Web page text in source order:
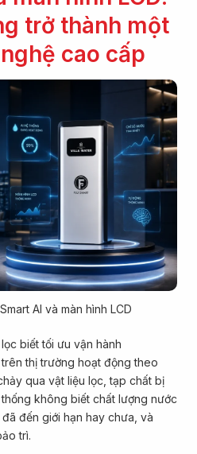
trở thành một
cao cấp
AI và màn hình LCD
biết tối ưu vận hành
thị trường hoạt động theo
qua vật liệu lọc, tạp chất bị
không biết chất lượng nước
đến giới hạn hay chưa, và
trì.